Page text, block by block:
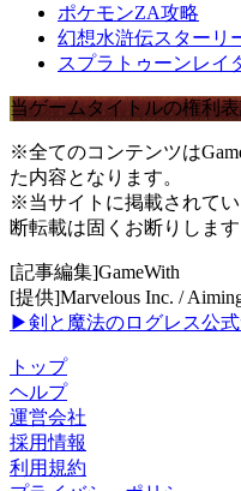
ポケモンZA攻略
幻想水滸伝スターリ
スプラトゥーンレイ
当ゲームタイトルの権利
※全てのコンテンツは
た内容となります。
※当サイトに掲載されて
断転載は固くお断りします
[記事編集]GameWith
[提供]Marvelous Inc. /
▶剣と魔法のログレス公式
トップ
ヘルプ
運営会社
採用情報
利用規約